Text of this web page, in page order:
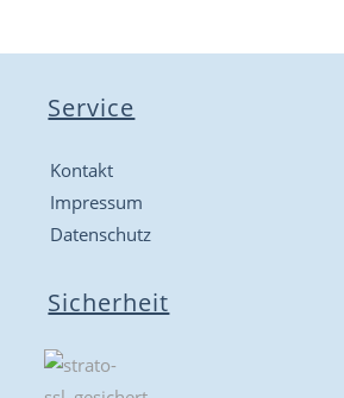
Service
Kontakt
Impressum
Datenschutz
Sicherheit